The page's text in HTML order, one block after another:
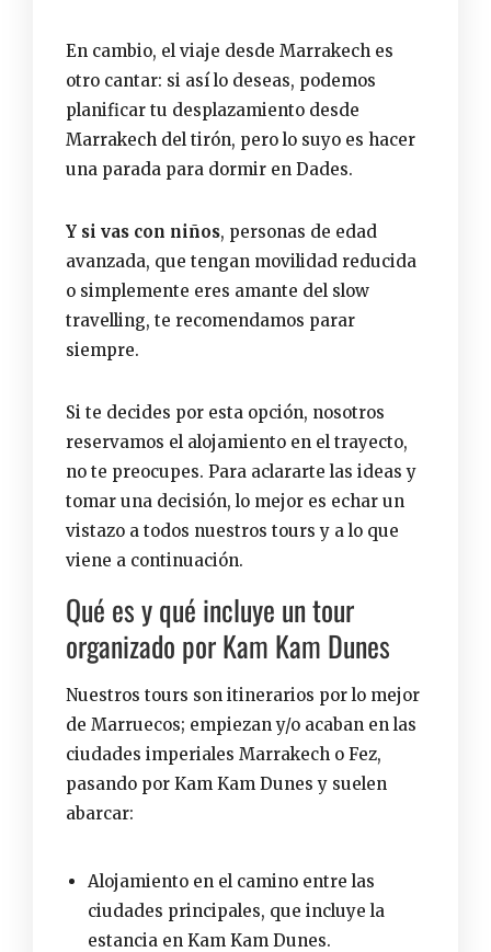
En cambio, el viaje desde Marrakech es
otro cantar: si así lo deseas, podemos
planificar tu desplazamiento desde
Marrakech del tirón, pero lo suyo es hacer
una parada para dormir en Dades.
Y si vas con niños, personas de edad
avanzada, que tengan movilidad reducida
o simplemente eres amante del slow
travelling, te recomendamos parar
siempre.
Si te decides por esta opción, nosotros
reservamos el alojamiento en el trayecto,
no te preocupes. Para aclararte las ideas y
tomar una decisión, lo mejor es echar un
vistazo a todos nuestros tours y a lo que
viene a continuación.
Qué es y qué incluye un tour
organizado por Kam Kam Dunes
Nuestros tours son itinerarios por lo mejor
de Marruecos; empiezan y/o acaban en las
ciudades imperiales Marrakech o Fez,
pasando por Kam Kam Dunes y suelen
abarcar:
Alojamiento en el camino entre las
ciudades principales, que incluye la
estancia en Kam Kam Dunes.